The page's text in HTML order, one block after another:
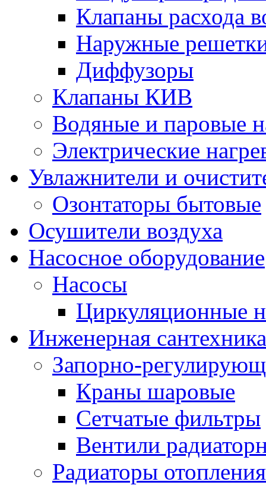
Клапаны расхода
Наружные
Диффузоры
Клапаны КИВ
Водяные и паровые
Электрические
Увлажнители и
Озонтаторы бытовые
Осушители воздуха
Насосное оборудование
Насосы
Циркуляционные
Инженерная сантехника
Запорно-
Краны шаровые
Сетчатые фильтры
Вентили
Радиаторы отопления